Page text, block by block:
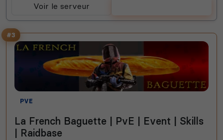
Voir le serveur
#3
PVE
La French Baguette | PvE | Event | Skills
| Raidbase